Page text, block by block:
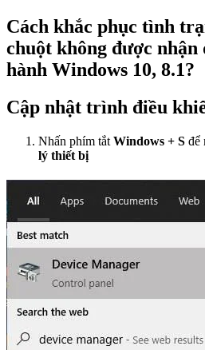
Cách khắc phục tình
chuột không được nhận
hành Windows 10, 8.1?
Cập nhật trình điều
Nhấn phím tắt Windows + S để
lý thiết bị